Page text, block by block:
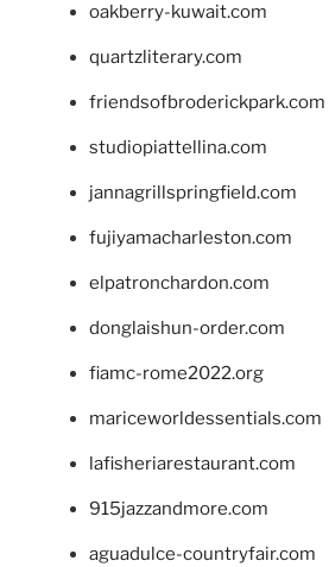
oakberry-kuwait.com
quartzliterary.com
friendsofbroderickpark.com
studiopiattellina.com
jannagrillspringfield.com
fujiyamacharleston.com
elpatronchardon.com
donglaishun-order.com
fiamc-rome2022.org
mariceworldessentials.com
lafisheriarestaurant.com
915jazzandmore.com
aguadulce-countryfair.com